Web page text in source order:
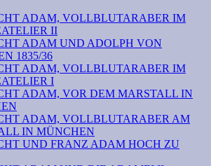
ADAM, VOLLBLUTARABER IM
II
ADAM UND ADOLPH VON
1835/36
ADAM, VOLLBLUTARABER IM
I
ADAM, VOR DEM MARSTALL IN
ADAM, VOLLBLUTARABER AM
IN MÜNCHEN
UND FRANZ ADAM HOCH ZU